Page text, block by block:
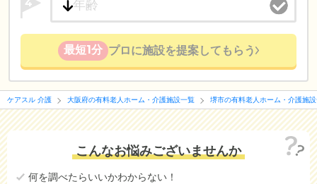
最短1分 プロに施設を提案してもらう
ケアスル 介護 大阪府の有料老人ホーム・介護施設一覧 堺市の有料老人ホーム・介護施
こんなお悩みございませんか
何を調べたらいいかわからない！